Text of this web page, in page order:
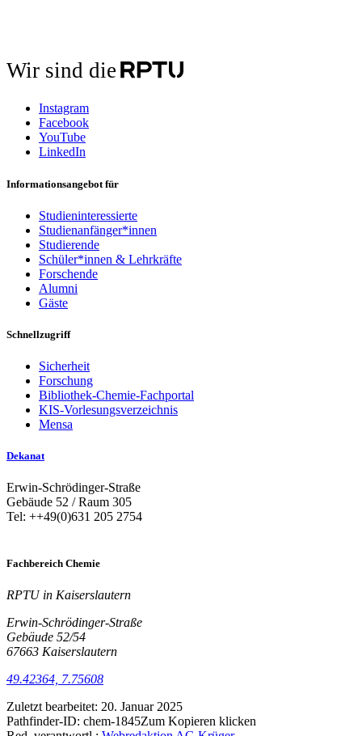
Wir sind die
Instagram
Facebook
YouTube
LinkedIn
Informationsangebot für
Studieninteressierte
Studienanfänger*innen
Studierende
Schüler*innen & Lehrkräfte
Forschende
Alumni
Gäste
Schnellzugriff
Sicherheit
Forschung
Bibliothek-Chemie-Fachportal
KIS-Vorlesungsverzeichnis
Mensa
Dekanat
Erwin-Schrödinger-Straße
Gebäude 52 / Raum 305
Tel: ++49(0)631 205 2754
Fachbereich Chemie
RPTU in Kaiserslautern
Erwin-Schrödinger-Straße
Gebäude 52/54
67663 Kaiserslautern
49.42364, 7.75608
Zuletzt bearbeitet: 20. Januar 2025
Pathfinder-ID: chem-1845Zum Kopieren klicken